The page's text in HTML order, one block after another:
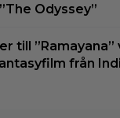
Odyssey”
till ”Ramayana”
från